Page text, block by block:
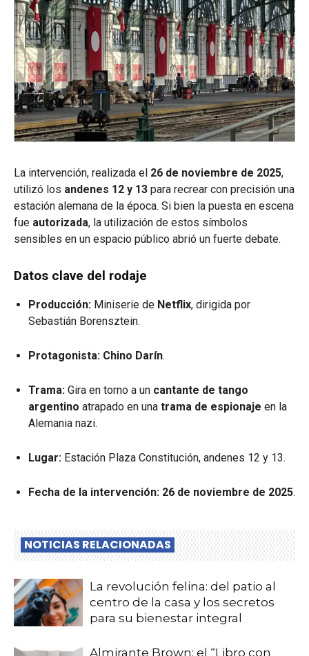
La intervención, realizada el 26 de noviembre de 2025,
utilizó los andenes 12 y 13 para recrear con precisión una
estación alemana de la época. Si bien la puesta en escena
fue autorizada, la utilización de estos símbolos
sensibles en un espacio público abrió un fuerte debate.
Datos clave del rodaje
Producción: Miniserie de Netflix, dirigida por
Sebastián Borensztein.
Protagonista: Chino Darín.
Trama: Gira en torno a un cantante de tango
argentino atrapado en una trama de espionaje en la
Alemania nazi.
Lugar: Estación Plaza Constitución, andenes 12 y 13.
Fecha de la intervención: 26 de noviembre de 2025.
NOTICIAS RELACIONADAS
La revolución felina: del patio al
centro de la casa y los secretos
para su bienestar integral
Almirante Brown: el “Libro con